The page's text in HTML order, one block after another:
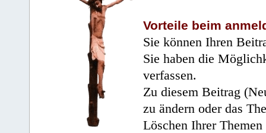
Vorteile beim
Sie können Ihren
Sie haben die
verfassen.
Zu diesem Beitrag
zu ändern oder das
Löschen Ihrer